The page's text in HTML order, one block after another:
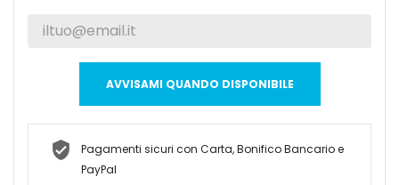
AVVISAMI QUANDO DISPONIBILE
Pagamenti sicuri con Carta, Bonifico Bancario e
PayPal